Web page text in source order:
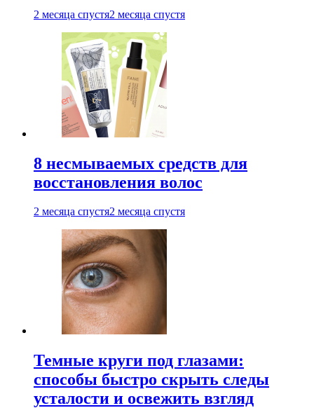
2 месяца спустя2 месяца спустя
8 несмываемых средств для
восстановления волос
2 месяца спустя2 месяца спустя
Темные круги под глазами:
способы быстро скрыть следы
усталости и освежить взгляд